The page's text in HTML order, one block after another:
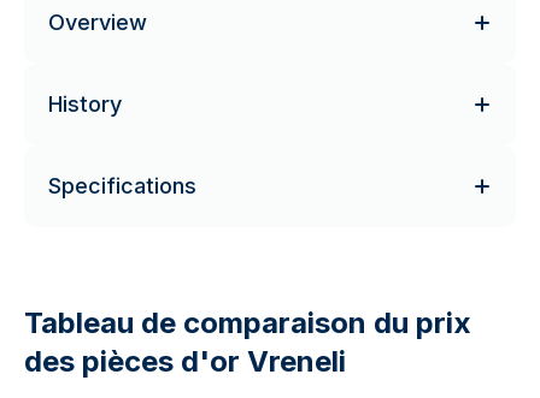
Overview
History
Specifications
Tableau de comparaison du prix
des pièces d'or Vreneli